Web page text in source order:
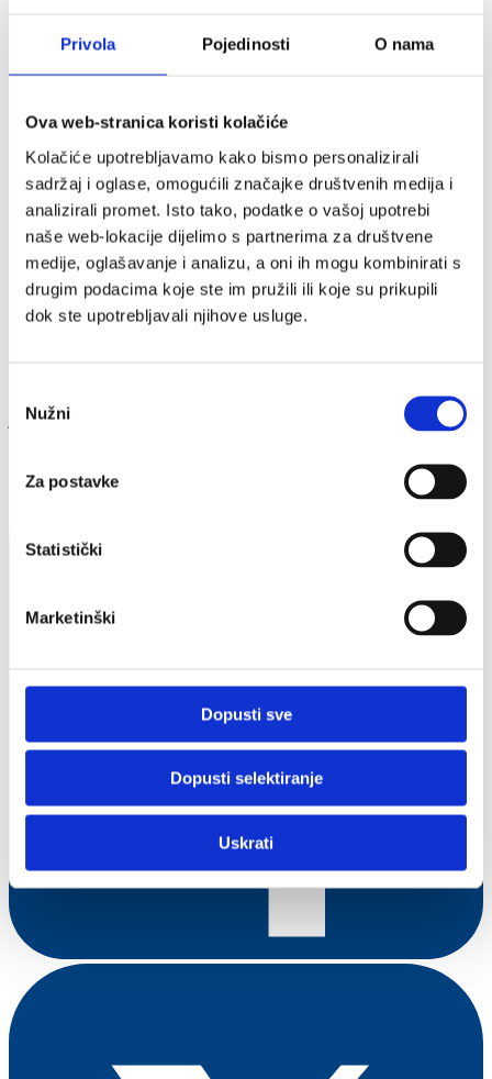
Privola Pojedinosti O nama
Ova web-stranica koristi kolačiće
Kolačiće upotrebljavamo kako bismo personalizirali
sadržaj i oglase, omogućili značajke društvenih medija i
analizirali promet. Isto tako, podatke o vašoj upotrebi
naše web-lokacije dijelimo s partnerima za društvene
medije, oglašavanje i analizu, a oni ih mogu kombinirati s
drugim podacima koje ste im pružili ili koje su prikupili
dok ste upotrebljavali njihove usluge.
pristanka
Nužni
Za postavke
Statistički
Marketinški
Dopusti sve
Dopusti selektiranje
Uskrati
perspektive predsjednika uprave
2018./2019.
Delegacije
2025 - Los Angeles, San Francisco & Silicon Valley
2024 - Chicago i Washington DC
2023 - San Francisco, Silicijska dolina, Austin i
Houston
2022 - Boston i New York
2019 - San Francisco, Silicijska dolina i Seattle
2018 - New York i San Francisco/Silicijska dolina
2014 - Gospodarski posjet izaslanstva hrvatske Vlade
Velika nam je čast najaviti novu seriju događanja koja počinje ove
jeseni.